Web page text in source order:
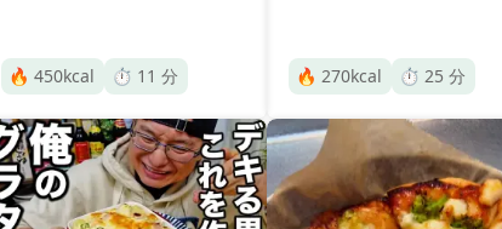
🔥 450kcal ⏱️ 11 分 🔥 270kcal ⏱️ 25 分